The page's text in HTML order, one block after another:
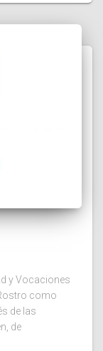
y Vocaciones
como
de las
de